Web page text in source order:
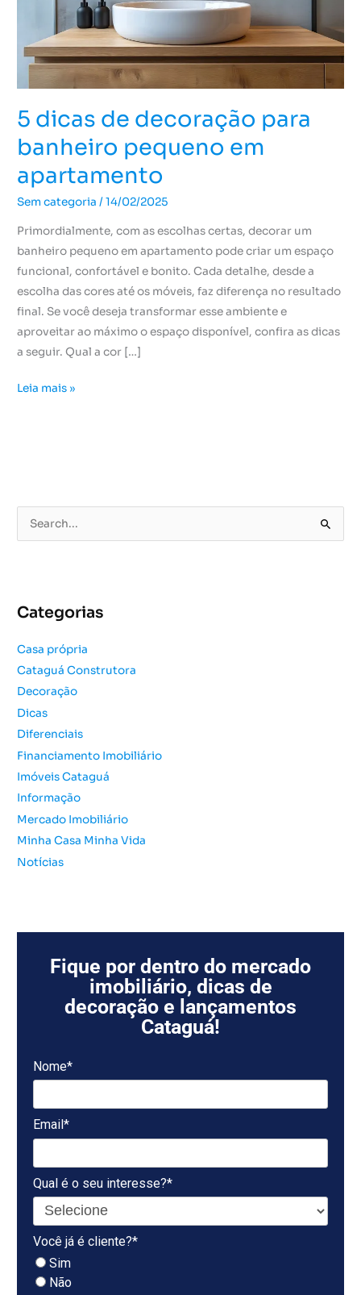
5 dicas de decoração para
banheiro pequeno em
apartamento
Sem categoria /14/02/2025
Primordialmente, com as escolhas certas, decorar um
banheiro pequeno em apartamento pode criar um espaço
funcional, confortável e bonito. Cada detalhe, desde a
escolha das cores até os móveis, faz diferença no resultado
final. Se você deseja transformar esse ambiente e
aproveitar ao máximo o espaço disponível, confira as dicas
a seguir. Qual a cor […]
banheiro
pequeno
em
apartamento
Leia mais »
e
i
a
r
p
o
r
Categorias
Casa própria
Cataguá Construtora
Decoração
Dicas
Diferenciais
Financiamento Imobiliário
Imóveis Cataguá
Informação
Mercado Imobiliário
Minha Casa Minha Vida
Notícias
Fique por dentro do mercado
imobiliário, dicas de
decoração e lançamentos
Cataguá!
Nome*
Email*
Qual é o seu interesse?*
Você já é cliente?*
Sim
Não